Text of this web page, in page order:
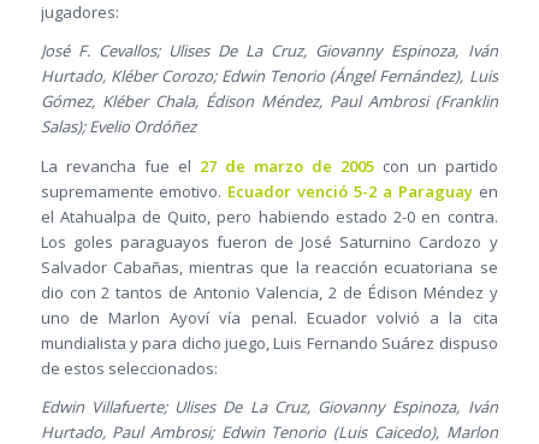
jugadores:
José F. Cevallos; Ulises De La Cruz, Giovanny Espinoza, Iván
Hurtado, Kléber Corozo; Edwin Tenorio (Ángel Fernández), Luis
Gómez, Kléber Chala, Édison Méndez, Paul Ambrosi (Franklin
Salas); Evelio Ordóñez
La revancha fue el 27 de marzo de 2005con un partido
supremamente emotivo. Ecuador venció 5-2 a Paraguayen
el Atahualpa de Quito, pero habiendo estado 2-0 en contra.
Los goles paraguayos fueron de José Saturnino Cardozo y
Salvador Cabañas, mientras que la reacción ecuatoriana se
dio con 2 tantos de Antonio Valencia, 2 de Édison Méndez y
uno de Marlon Ayoví vía penal. Ecuador volvió a la cita
mundialista y para dicho juego, Luis Fernando Suárez dispuso
de estos seleccionados:
Edwin Villafuerte; Ulises De La Cruz, Giovanny Espinoza, Iván
Hurtado, Paul Ambrosi; Edwin Tenorio (Luis Caicedo), Marlon